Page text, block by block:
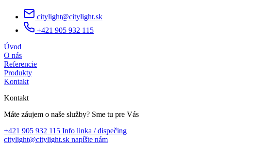
citylight@citylight.sk
+421 905 932 115
Úvod
O nás
Referencie
Produkty
Kontakt
Kontakt
Máte záujem o naše služby? Sme tu pre Vás
+421 905 932 115 Info linka / dispečing
citylight@citylight.sk napíšte nám